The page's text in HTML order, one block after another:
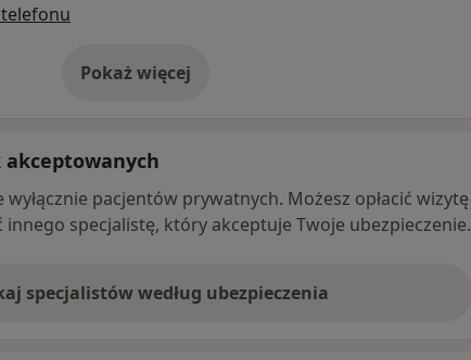
Pokaż więcej
o adresie
akceptowanych
pacjentów prywatnych. Możesz opłacić wizytę
innego specjalistę, który akceptuje Twoje ubezpieczenie.
specjalistów według ubezpieczenia